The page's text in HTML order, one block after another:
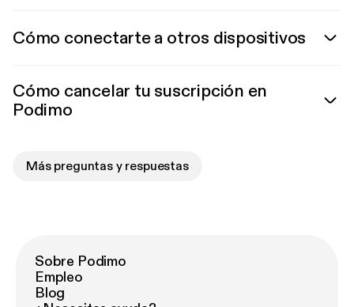
Cómo conectarte a otros dispositivos
Cómo cancelar tu suscripción en
Podimo
Más preguntas y respuestas
Sobre Podimo
Empleo
Blog